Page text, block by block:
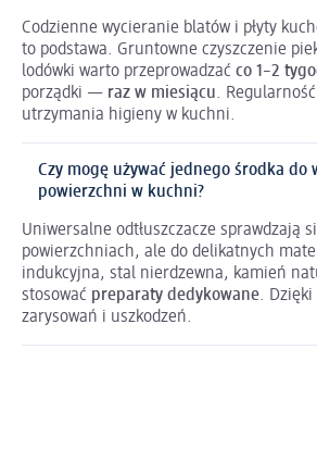
Codzienne wycieranie blatów i płyty
to podstawa. Gruntowne czyszczenie
lodówki warto przeprowadzać co 1–2
porządki — raz w miesiącu.
utrzymania higieny w kuchni.
Czy mogę używać jednego środka do
powierzchni w kuchni?
Uniwersalne odtłuszczacze sprawdzają
powierzchniach, ale do delikatnych
indukcyjna, stal nierdzewna, kamień
stosować preparaty dedykowane.
zarysowań i uszkodzeń.